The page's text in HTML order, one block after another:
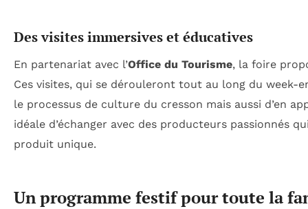
Des visites immersives et éducatives
En partenariat avec l’Office du Tourisme, la foire
Ces visites, qui se dérouleront tout au long du
le processus de culture du cresson mais aussi d’en
idéale d’échanger avec des producteurs passionnés
produit unique.
Un programme festif pour toute la